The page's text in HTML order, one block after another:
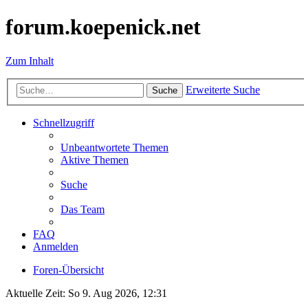
forum.koepenick.net
Zum Inhalt
Suche Erweiterte Suche
Schnellzugriff
Unbeantwortete Themen
Aktive Themen
Suche
Das Team
FAQ
Anmelden
Foren-Übersicht
Aktuelle Zeit: So 9. Aug 2026, 12:31